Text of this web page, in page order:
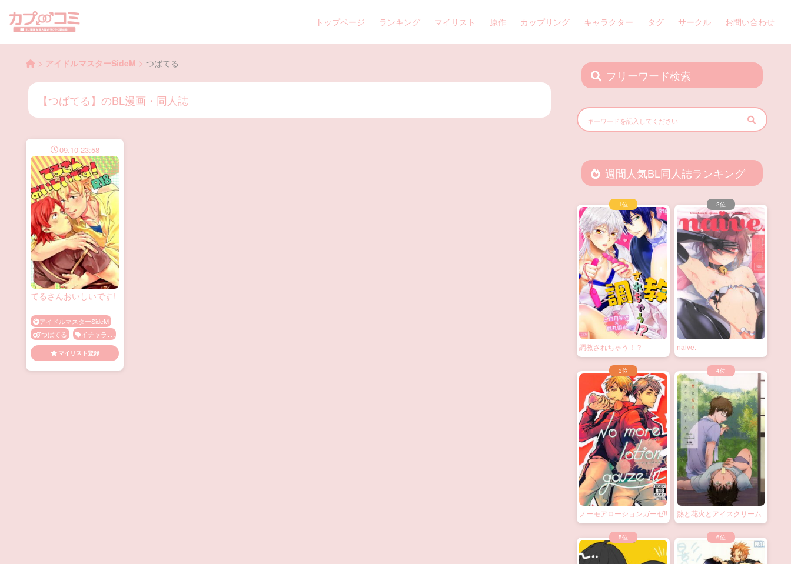
トップページ ランキング マイリスト 原作 カップリング キャラクター タグ サークル お問い合わせ
> アイドルマスターSideM > つばてる
【つばてる】のBL漫画・同人誌
09.10 23:58
てるさんおいしいです!
アイドルマスターSideM
つばてる
イチャラブ
かわいい
ほっこり
乳首責め
マイリスト登録
フリーワード検索
週間人気BL同人誌ランキング
調教されちゃう！？ naive.
ノーモアローションガーゼ!! 熱と花火とアイスクリーム